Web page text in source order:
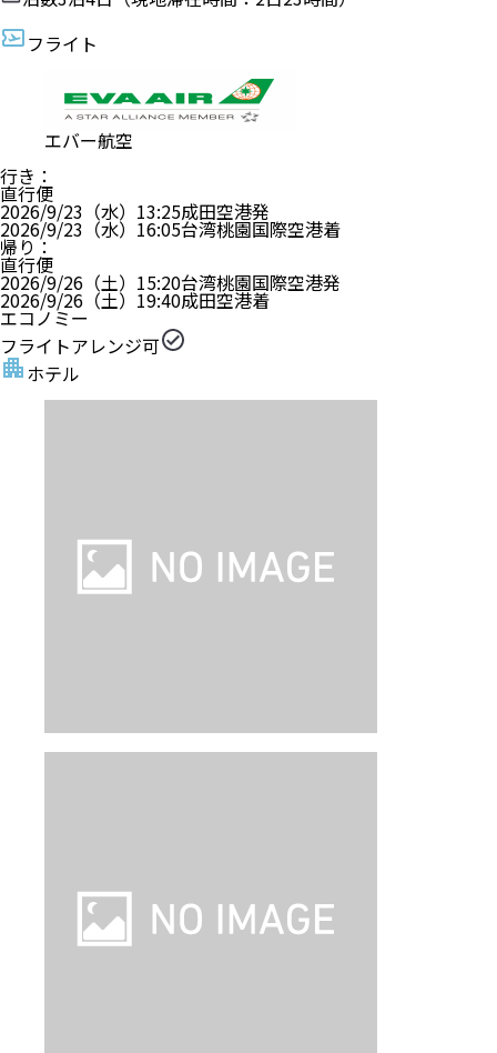
フライト
エバー航空
行き ：
直行便
2026/9/23（水） 13:25成田空港発
2026/9/23（水） 16:05台湾桃園国際空港着
帰り ：
直行便
2026/9/26（土） 15:20台湾桃園国際空港発
2026/9/26（土） 19:40成田空港着
エコノミー
フライトアレンジ可
ホテル